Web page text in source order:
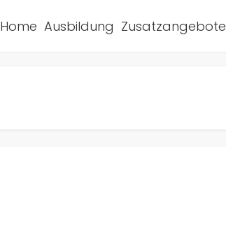
Home Ausbildung Zusatzangebote